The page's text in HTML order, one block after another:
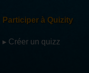
Participer à Quizity
▸ Créer un quizz